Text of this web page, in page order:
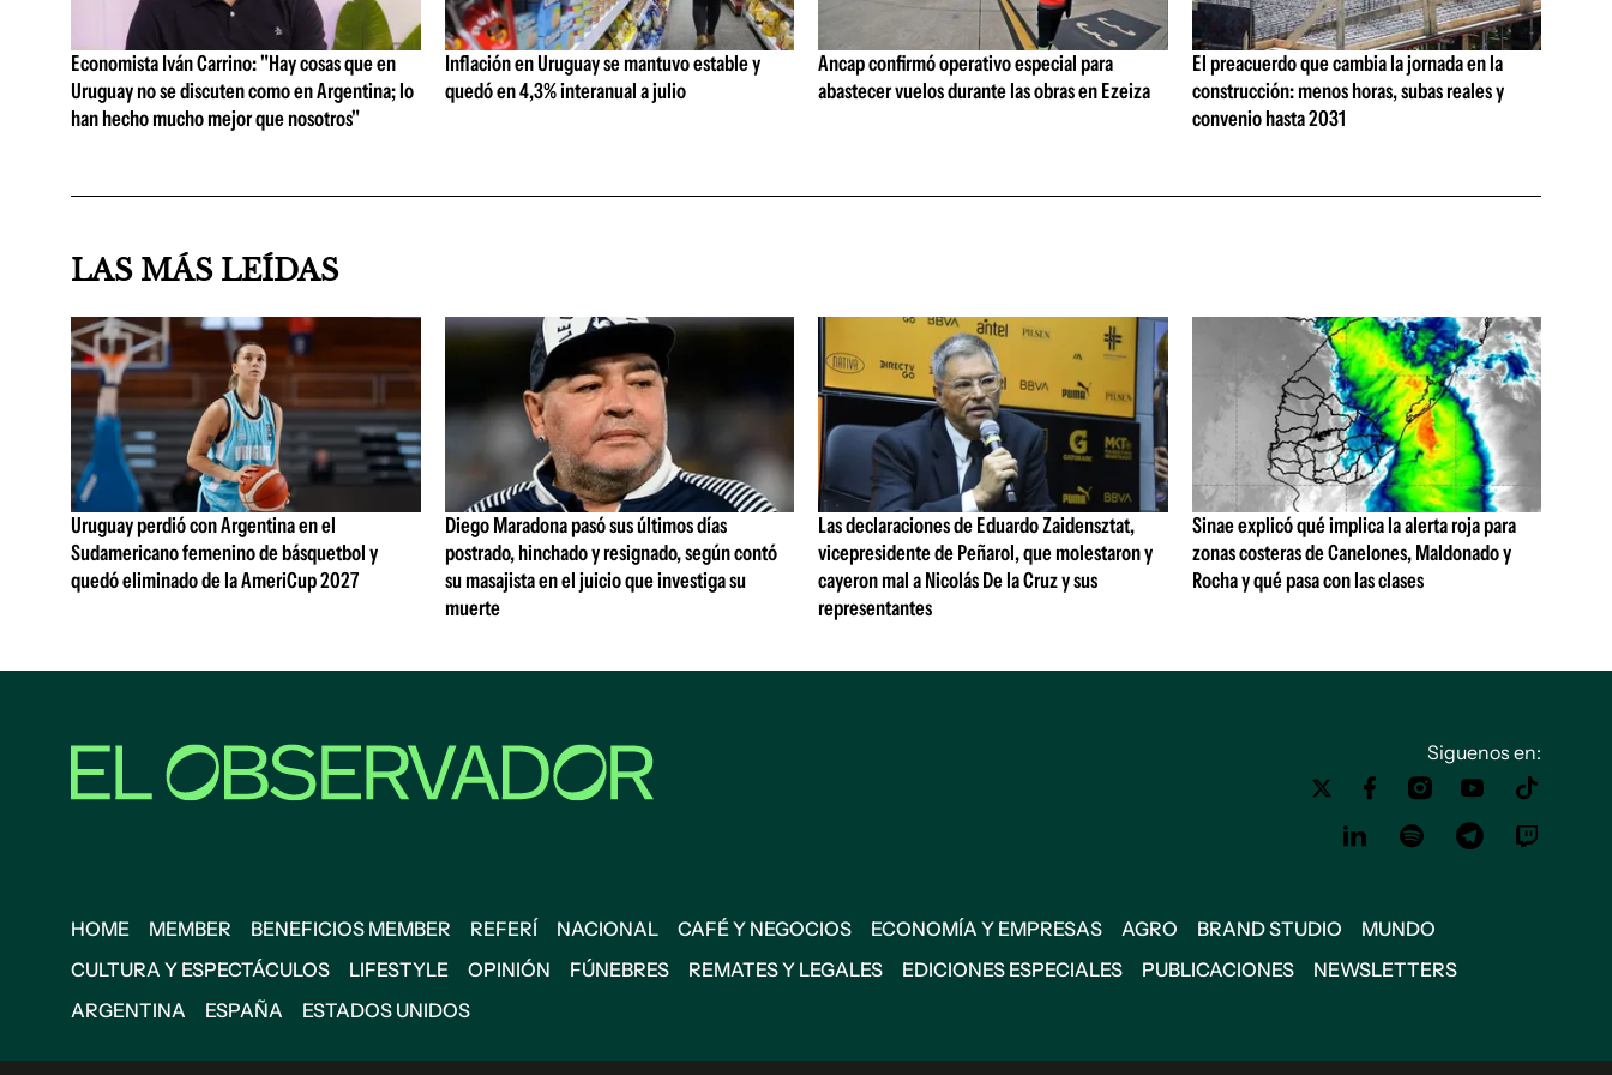
Economista Iván Carrino: "Hay cosas que en
Uruguay no se discuten como en Argentina; lo
han hecho mucho mejor que nosotros"
Inflación en Uruguay se mantuvo estable y
quedó en 4,3% interanual a julio
Ancap confirmó operativo especial para
abastecer vuelos durante las obras en Ezeiza
El preacuerdo que cambia la jornada en la
construcción: menos horas, subas reales y
convenio hasta 2031
LAS MÁS LEÍDAS
Uruguay perdió con Argentina en el
Sudamericano femenino de básquetbol y
quedó eliminado de la AmeriCup 2027
Diego Maradona pasó sus últimos días
postrado, hinchado y resignado, según contó
su masajista en el juicio que investiga su
muerte
Las declaraciones de Eduardo Zaidensztat,
vicepresidente de Peñarol, que molestaron y
cayeron mal a Nicolás De la Cruz y sus
representantes
Sinae explicó qué implica la alerta roja para
zonas costeras de Canelones, Maldonado y
Rocha y qué pasa con las clases
Siguenos en:
HOME MEMBER BENEFICIOS MEMBER REFERÍ NACIONAL CAFÉ Y NEGOCIOS ECONOMÍA Y EMPRESAS AGRO BRAND STUDIO
MUNDO
CULTURA Y ESPECTÁCULOS
LIFESTYLE OPINIÓN FÚNEBRES REMATES Y LEGALES EDICIONES ESPECIALES PUBLICACIONES
NEWSLETTERS
ARGENTINA
ESPAÑA ESTADOS UNIDOS